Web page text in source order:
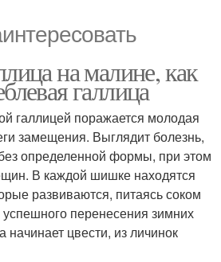
на малине, как
галлица
галлицей поражается молодая
замещения. Выглядит болезнь,
определенной формы, при этом
В каждой шишке находятся
развиваются, питаясь соком
перенесения зимних
начинает цвести, из личинок